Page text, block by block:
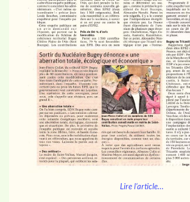
Lire l’article…